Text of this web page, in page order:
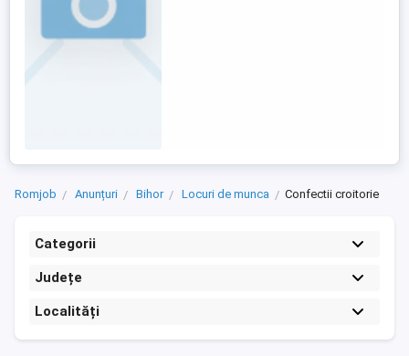
Romjob Anunțuri Bihor Locuri de munca Confectii croitorie
Categorii
Județe
Localități